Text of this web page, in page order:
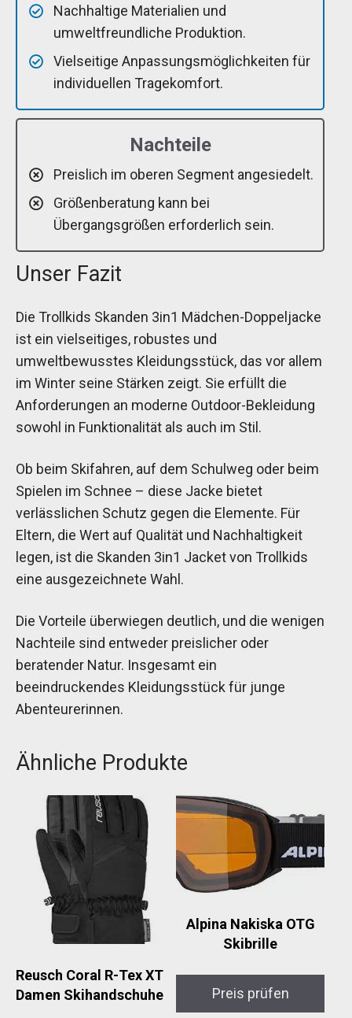
Nachhaltige Materialien und
umweltfreundliche Produktion.
Vielseitige Anpassungsmöglichkeiten für
individuellen Tragekomfort.
Nachteile
Preislich im oberen Segment angesiedelt.
Größenberatung kann bei
Übergangsgrößen erforderlich sein.
Unser Fazit
Die Trollkids Skanden 3in1 Mädchen-Doppeljacke
ist ein vielseitiges, robustes und
umweltbewusstes Kleidungsstück, das vor allem
im Winter seine Stärken zeigt. Sie erfüllt die
Anforderungen an moderne Outdoor-Bekleidung
sowohl in Funktionalität als auch im Stil.
Ob beim Skifahren, auf dem Schulweg oder beim
Spielen im Schnee – diese Jacke bietet
verlässlichen Schutz gegen die Elemente. Für
Eltern, die Wert auf Qualität und Nachhaltigkeit
legen, ist die Skanden 3in1 Jacket von Trollkids
eine ausgezeichnete Wahl.
Die Vorteile überwiegen deutlich, und die wenigen
Nachteile sind entweder preislicher oder
beratender Natur. Insgesamt ein
beeindruckendes Kleidungsstück für junge
Abenteurerinnen.
Ähnliche Produkte
Reusch Coral R-Tex XT
Damen Skihandschuhe
Alpina Nakiska OTG
Skibrille
Preis prüfen